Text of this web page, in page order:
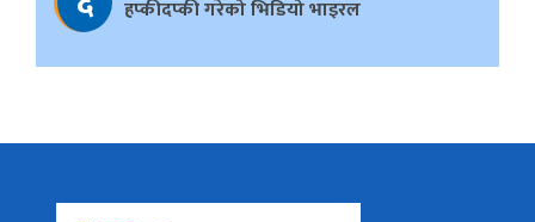
हप्कीदप्की गरेको भिडियो भाइरल